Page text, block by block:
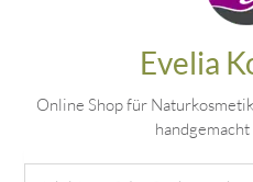
Evelia
Online Shop für